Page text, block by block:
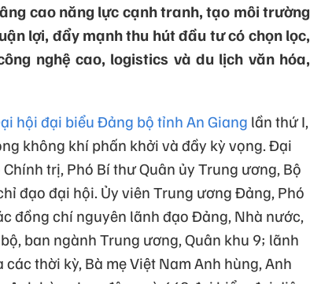
cao năng lực cạnh tranh, tạo môi trường
lợi, đẩy mạnh thu hút đầu tư có chọn lọc,
nghệ cao, logistics và du lịch văn hóa,
hội đại biểu Đảng bộ tỉnh An Giang lần thứ I,
không khí phấn khởi và đầy kỳ vọng. Đại
trị, Phó Bí thư Quân ủy Trung ương, Bộ
đạo đại hội. Ủy viên Trung ương Đảng, Phó
đồng chí nguyên lãnh đạo Đảng, Nhà nước,
ban ngành Trung ương, Quân khu 9; lãnh
thời kỳ, Bà mẹ Việt Nam Anh hùng, Anh